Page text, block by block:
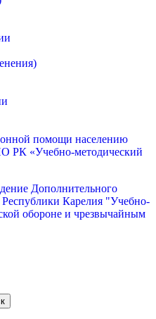
помощи населению
РК «Учебно-методический
Дополнительного
Республики Карелия "Учебно-
обороне и чрезвычайным